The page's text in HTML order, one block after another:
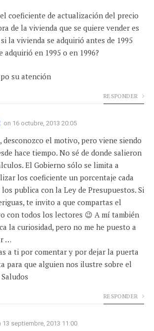
coeficiente de actualización del precio
de la vivienda que se quiere vender es
la vivienda se adquirió antes de 1995
adquirió en 1995 o en 1996?
su atención
RESPONDER
on 16 octubre, 2013 20:05
desconozco el motivo, pero viene siendo
hace tiempo. No sé de donde salieron
El Gobierno sólo se limita a
los coeficiente un porcentaje cada
publica con la Ley de Presupuestos. Si
te invito a que compartas el
con todos los lectores 😉 A mí también
la curiosidad, pero no me he puesto a
…
a ti por comentar y por dejar la puerta
para que alguien nos ilustre sobre el
RESPONDER
13 septiembre, 2013 11:00